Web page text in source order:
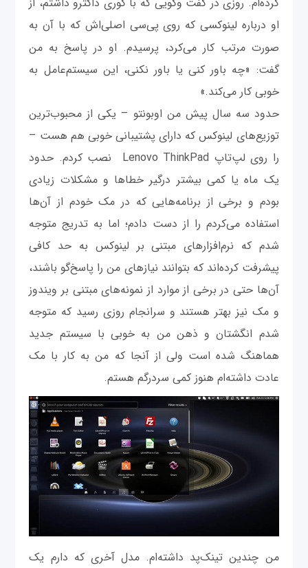
او درباره لینوکسی که روی پی‌سی اصلیاش که با آن به
صورت مرتب کار می‌کرد، پرسیدم. او در پاسخ به من
گفت: «چه باور کنی یا باور نکنی، این سیستم‌عامل به
خوبی کار می‌کند.»
حدود سه سال پیش من اوبونتو – یکی از محبوب‌ترین
توزیع‌های لینوکس که دارای پشتیبانی خوبی هم هست –
را روی لپ‌تاپ Lenovo ThinkPad نصب کردم. حدود
یک ماه یا کمی بیشتر درگیر خطاها و مشکلات زیادی
بودم و برخی از برنامه‌هایی که در مک خودم از آن‌ها
استفاده می‌کردم را از دست دادم؛ اما به تدریج متوجه
شدم که نرم‌افزارهای مبتنی بر لینوکس به حد کافی
پیشرفت کرده‌اند که بتوانند نیازهای من را پاسخ‌گو باشند،
آن‌ها حتی در برخی از موارد از نمونه‌های مبتنی بر ویندوز
و مک نیز بهتر هستند و سرانجام روزی رسید که متوجه
شدم انگشتان و ذهن من به خوبی با سیستم جدید
هماهنگ شده است ولی از آنجا که من به کار با مک
عادت داشته‌ام هنوز کمی سردرگم هستم.
من چندین تینکپد داشته‌ام. مدل آخری که دارم یک